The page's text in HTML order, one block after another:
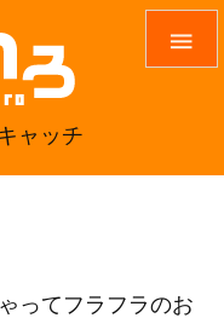
ャッチ

ってフラフラのお